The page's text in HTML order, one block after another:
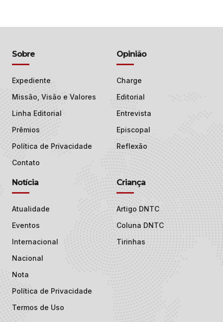
Sobre
Expediente
Missão, Visão e Valores
Linha Editorial
Prêmios
Política de Privacidade
Contato
Opinião
Charge
Editorial
Entrevista
Episcopal
Reflexão
Notícia
Atualidade
Eventos
Internacional
Nacional
Nota
Política de Privacidade
Termos de Uso
Criança
Artigo DNTC
Coluna DNTC
Tirinhas